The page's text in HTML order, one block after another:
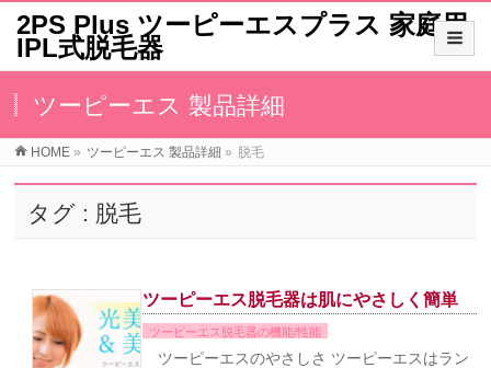
2PS Plus ツーピーエスプラス 家庭用
IPL式脱毛器
ツーピーエス 製品詳細
HOME » ツーピーエス 製品詳細 » 脱毛
タグ : 脱毛
ツーピーエス脱毛器は肌にやさしく簡単
ツーピーエス脱毛器の機能/性能
ツーピーエスのやさしさ ツーピーエスはラン